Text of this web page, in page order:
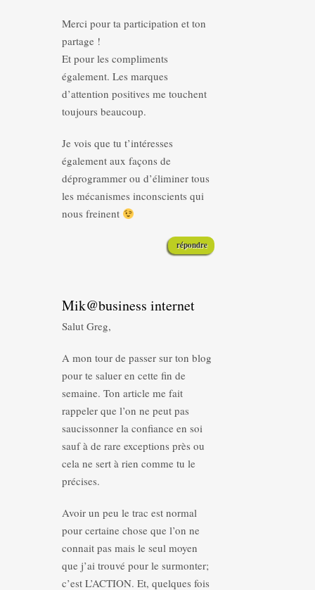
Merci pour ta participation et ton
partage !
Et pour les compliments
également. Les marques
d’attention positives me touchent
toujours beaucoup.
Je vois que tu t’intéresses
également aux façons de
déprogrammer ou d’éliminer tous
les mécanismes inconscients qui
nous freinent
répondre
Mik@business internet
Salut Greg,
A mon tour de passer sur ton blog
pour te saluer en cette fin de
semaine. Ton article me fait
rappeler que l’on ne peut pas
saucissonner la confiance en soi
sauf à de rare exceptions près ou
cela ne sert à rien comme tu le
précises.
Avoir un peu le trac est normal
pour certaine chose que l’on ne
connait pas mais le seul moyen
que j’ai trouvé pour le surmonter;
c’est L’ACTION. Et, quelques fois